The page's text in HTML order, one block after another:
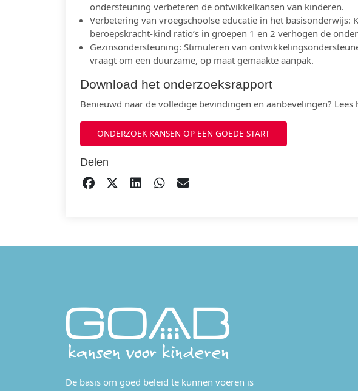
ondersteuning verbeteren de ontwikkelkansen van kinderen.
Verbetering van vroegschoolse educatie in het basisonderwijs:
beroepskracht-kind ratio’s in groepen 1 en 2 verhogen de
Gezinsondersteuning: Stimuleren van
vraagt om een duurzame, op maat gemaakte aanpak.
Download het onderzoeksrapport
Benieuwd naar de volledige bevindingen en aanbevelingen?
ONDERZOEK KANSEN OP EEN GOEDE START
Delen
DELEN OP FACEBOOK
TWEETDELEN OP LINKEDIN
DELEN OP WHATSAPP
De basis om goed beleid te kunnen voeren is